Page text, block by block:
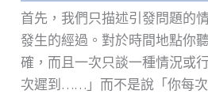
首先，我們只描述引發問題的
發生的經過。對於時間地點你
確，而且一次只談一種情況或
次遲到……」而不是說「你每